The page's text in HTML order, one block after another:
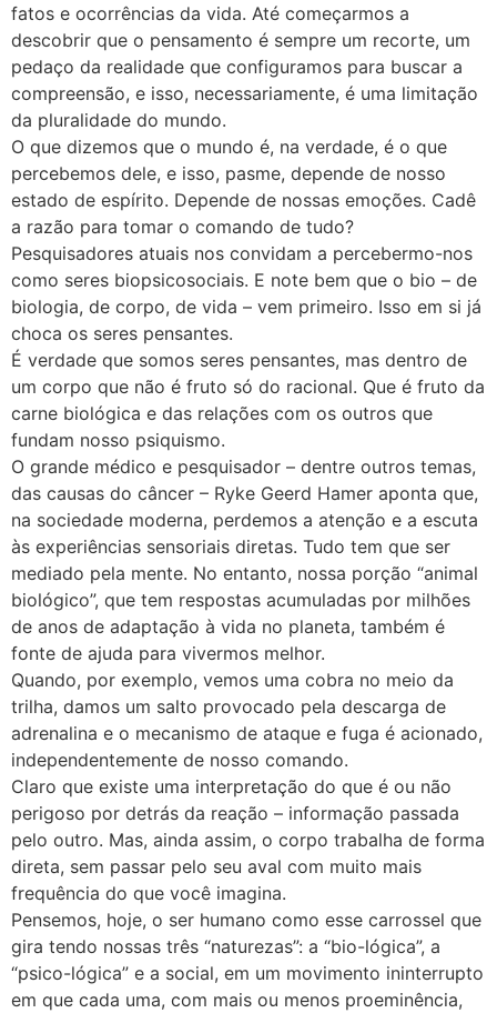
fatos e ocorrências da vida. Até começarmos a
descobrir que o pensamento é sempre um recorte, um
pedaço da realidade que configuramos para buscar a
compreensão, e isso, necessariamente, é uma limitação
da pluralidade do mundo.
O que dizemos que o mundo é, na verdade, é o que
percebemos dele, e isso, pasme, depende de nosso
estado de espírito. Depende de nossas emoções. Cadê
a razão para tomar o comando de tudo?
Pesquisadores atuais nos convidam a percebermo-nos
como seres biopsicosociais. E note bem que o bio – de
biologia, de corpo, de vida – vem primeiro. Isso em si já
choca os seres pensantes.
É verdade que somos seres pensantes, mas dentro de
um corpo que não é fruto só do racional. Que é fruto da
carne biológica e das relações com os outros que
fundam nosso psiquismo.
O grande médico e pesquisador – dentre outros temas,
das causas do câncer – Ryke Geerd Hamer aponta que,
na sociedade moderna, perdemos a atenção e a escuta
às experiências sensoriais diretas. Tudo tem que ser
mediado pela mente. No entanto, nossa porção “animal
biológico”, que tem respostas acumuladas por milhões
de anos de adaptação à vida no planeta, também é
fonte de ajuda para vivermos melhor.
Quando, por exemplo, vemos uma cobra no meio da
trilha, damos um salto provocado pela descarga de
adrenalina e o mecanismo de ataque e fuga é acionado,
independentemente de nosso comando.
Claro que existe uma interpretação do que é ou não
perigoso por detrás da reação – informação passada
pelo outro. Mas, ainda assim, o corpo trabalha de forma
direta, sem passar pelo seu aval com muito mais
frequência do que você imagina.
Pensemos, hoje, o ser humano como esse carrossel que
gira tendo nossas três “naturezas”: a “bio-lógica”, a
“psico-lógica” e a social, em um movimento ininterrupto
em que cada uma, com mais ou menos proeminência,